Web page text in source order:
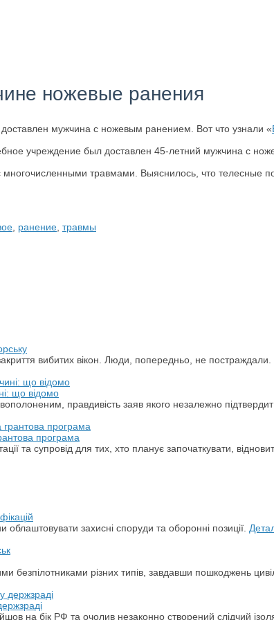
ножевые ранения
мужчина с ножевым ранением. Вот что узнали «
учреждение был доставлен 45-летний мужчина с
травмами. Выяснилось, что телесные
ранение травмы
вибитих вікон. Люди, попередньо, не постраждали.
що відомо
правдивість заяв якого незалежно
програма
та супровід для тих, хто планує започаткувати,
захисні споруди та оборонні позиції.
безпілотниками різних типів, завдавши пошкоджень
на бік РФ та очолив незаконно створений слідчий